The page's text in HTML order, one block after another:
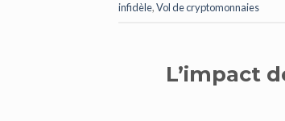
infidèle,Vol de cryptomonnaies
L’impact